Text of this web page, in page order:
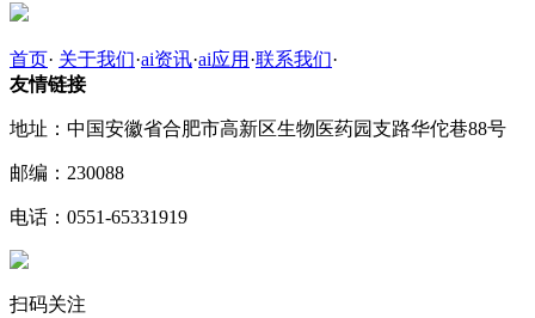
首页· 关于我们·ai资讯·ai应用 ·联系我们·
友情链接
地址：中国安徽省合肥市高新区生物医药园支路华佗巷88号
邮编：230088
电话：0551-65331919
扫码关注